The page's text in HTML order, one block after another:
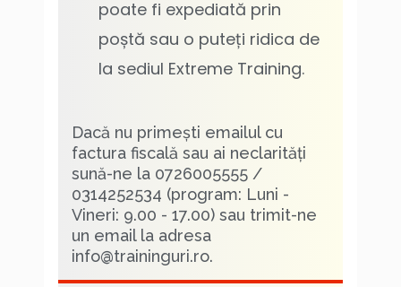
poate fi expediată prin
poștă sau o puteți ridica de
la sediul Extreme Training.
Dacă nu primești emailul cu
factura fiscală sau ai neclarități
sună-ne la 0726005555 /
0314252534 (program: Luni -
Vineri: 9.00 - 17.00) sau trimit-ne
un email la adresa
info@traininguri.ro.